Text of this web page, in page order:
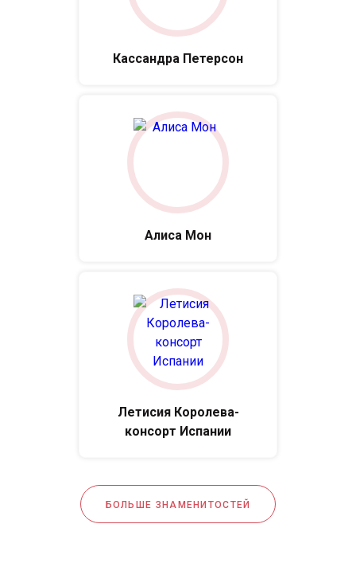
Кассандра Петерсон
Алиса Мон
Летисия Королева-
консорт Испании
БОЛЬШЕ ЗНАМЕНИТОСТЕЙ